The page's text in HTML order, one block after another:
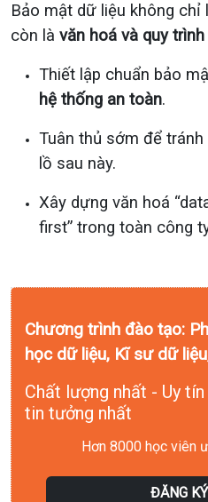
Bảo mật dữ liệu không chỉ
còn là văn hoá và quy trình
Thiết lập chuẩn bảo
hệ thống an toàn.
Tuân thủ sớm để tránh
lồ sau này.
Xây dựng văn hoá
first” trong toàn công
Chương trình đào tạo:
học dữ liệu, Kĩ sư dữ
Chất lượng nhất - Uy
tin tưởng nhất
Hơn 8000 học viên
ĐĂNG